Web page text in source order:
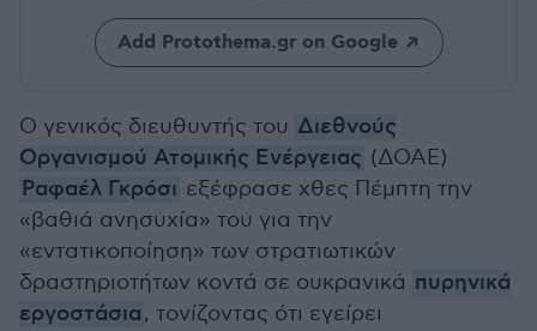
Add Protothema.gr on Google
Ο γενικός διευθυντής του Διεθνούς
Οργανισμού Ατομικής Ενέργειας (ΔΟΑΕ)
Ραφαέλ Γκρόσι εξέφρασε χθες Πέμπτη την
«βαθιά ανησυχία» του για την
«εντατικοποίηση» των στρατιωτικών
δραστηριοτήτων κοντά σε ουκρανικά πυρηνικά
εργοστάσια, τονίζοντας ότι εγείρει